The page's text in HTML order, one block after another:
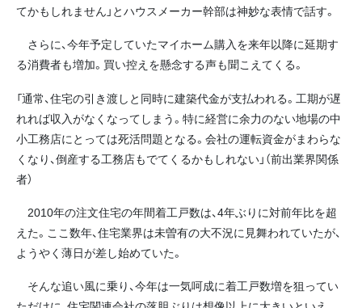
てかもしれません」とハウスメーカー幹部は神妙な表情で話す。
さらに、今年予定していたマイホーム購入を来年以降に延期す
る消費者も増加。買い控えを懸念する声も聞こえてくる。
「通常、住宅の引き渡しと同時に建築代金が支払われる。工期が遅
れれば収入がなくなってしまう。特に経営に余力のない地場の中
小工務店にとっては死活問題となる。会社の運転資金がまわらな
くなり、倒産する工務店もでてくるかもしれない」（前出業界関係
者）
2010年の注文住宅の年間着工戸数は、4年ぶりに対前年比を超
えた。ここ数年、住宅業界は未曽有の大不況に見舞われていたが、
ようやく薄日が差し始めていた。
そんな追い風に乗り、今年は一気呵成に着工戸数増を狙ってい